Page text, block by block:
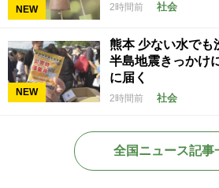
NEW 2時間前 社会
NEW
熊本 少ない水で
半島地震きっか
に届く
2時間前 社会
全国ニュース記事